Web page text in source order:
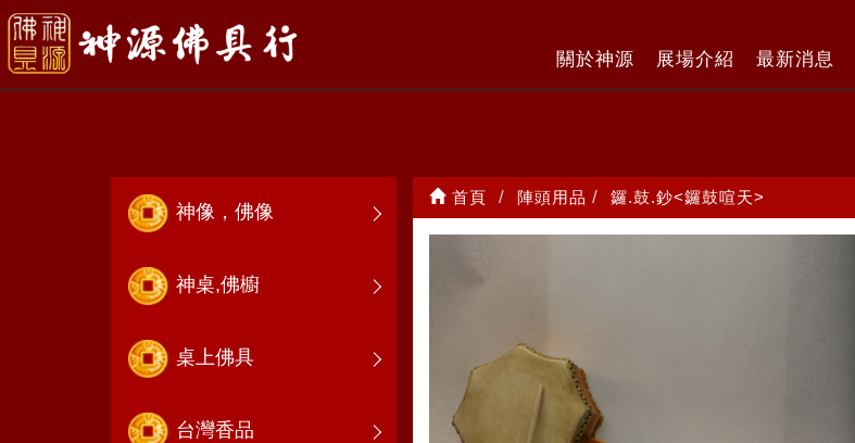
關於神源 展場介紹 最新消息
鑼.鼓.鈔<鑼鼓喧天>
神像，佛像
神桌,佛櫥
桌上佛具
台灣香品
首頁 陣頭用品 鑼.鼓.鈔<鑼鼓喧天>